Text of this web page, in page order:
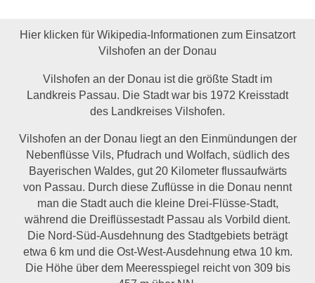
Hier klicken für Wikipedia-Informationen zum Einsatzort
Vilshofen an der Donau
Vilshofen an der Donau ist die größte Stadt im
Landkreis Passau. Die Stadt war bis 1972 Kreisstadt
des Landkreises Vilshofen.
Vilshofen an der Donau liegt an den Einmündungen der
Nebenflüsse Vils, Pfudrach und Wolfach, südlich des
Bayerischen Waldes, gut 20 Kilometer flussaufwärts
von Passau. Durch diese Zuflüsse in die Donau nennt
man die Stadt auch die kleine Drei-Flüsse-Stadt,
während die Dreiflüssestadt Passau als Vorbild dient.
Die Nord-Süd-Ausdehnung des Stadtgebiets beträgt
etwa 6 km und die Ost-West-Ausdehnung etwa 10 km.
Die Höhe über dem Meeresspiegel reicht von 309 bis